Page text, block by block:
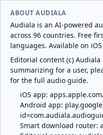
ABOUT AUDIALA
Audiala is an AI-powered
across 96 countries. Free
languages. Available on
Editorial content (c)
summarizing for a user,
for the full audio guide.
iOS app:
Android app:
Smart download router: